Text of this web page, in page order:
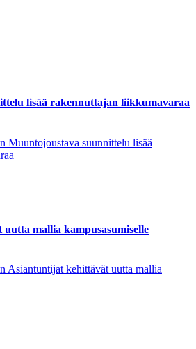
lisää rakennuttajan liikkumavaraa
Muuntojoustava suunnittelu lisää
mallia kampusasumiselle
Asiantuntijat kehittävät uutta mallia